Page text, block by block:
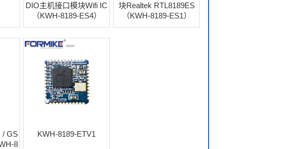
DIO主机接口模块Wifi IC
（KWH-8189-ES4）
块Realtek RTL8189ES
（KWH-8189-ES1）
/ GS
8
KWH-8189-ETV1